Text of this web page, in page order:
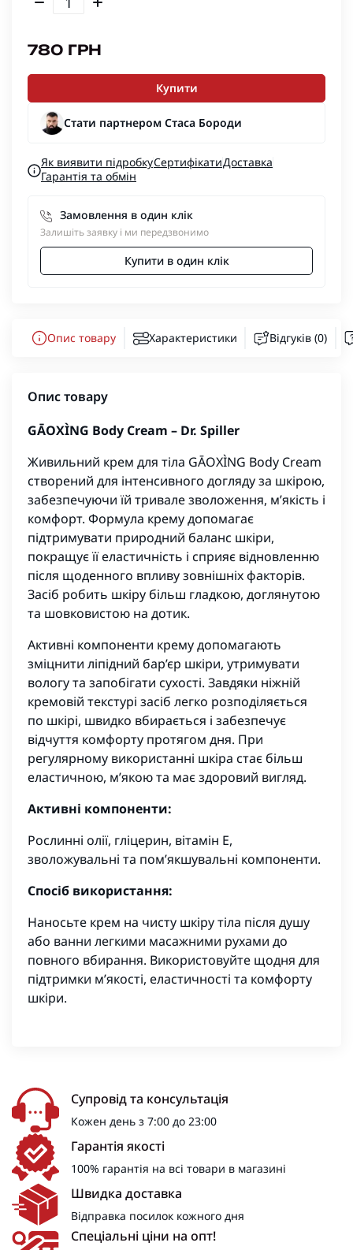
780 ГРН
Купити
Стати партнером Стаса Бороди
Як виявити підробкуСертифікатиДоставка
Гарантія та обмін
Замовлення в один клік
Залишіть заявку і ми передзвонимо
Купити в один клік
Опис товару Характеристики Відгуків (0)
Опис товару
GĀOXÌNG Body Cream – Dr. Spiller
Живильний крем для тіла GĀOXÌNG Body Cream
створений для інтенсивного догляду за шкірою,
забезпечуючи їй тривале зволоження, м’якість і
комфорт. Формула крему допомагає
підтримувати природний баланс шкіри,
покращує її еластичність і сприяє відновленню
після щоденного впливу зовнішніх факторів.
Засіб робить шкіру більш гладкою, доглянутою
та шовковистою на дотик.
Активні компоненти крему допомагають
зміцнити ліпідний бар’єр шкіри, утримувати
вологу та запобігати сухості. Завдяки ніжній
кремовій текстурі засіб легко розподіляється
по шкірі, швидко вбирається і забезпечує
відчуття комфорту протягом дня. При
регулярному використанні шкіра стає більш
еластичною, м’якою та має здоровий вигляд.
Активні компоненти:
Рослинні олії, гліцерин, вітамін E,
зволожувальні та пом’якшувальні компоненти.
Спосіб використання:
Наносьте крем на чисту шкіру тіла після душу
або ванни легкими масажними рухами до
повного вбирання. Використовуйте щодня для
підтримки м’якості, еластичності та комфорту
шкіри.
Супровід та консультація
Кожен день з 7:00 до 23:00
Гарантія якості
100% гарантія на всі товари в магазині
Швидка доставка
Відправка посилок кожного дня
Спеціальні ціни на опт!